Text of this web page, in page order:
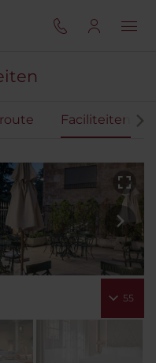
Faciliteiten
55